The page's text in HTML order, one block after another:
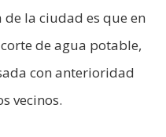
la ciudad es que en
de agua potable,
con anterioridad
vecinos.